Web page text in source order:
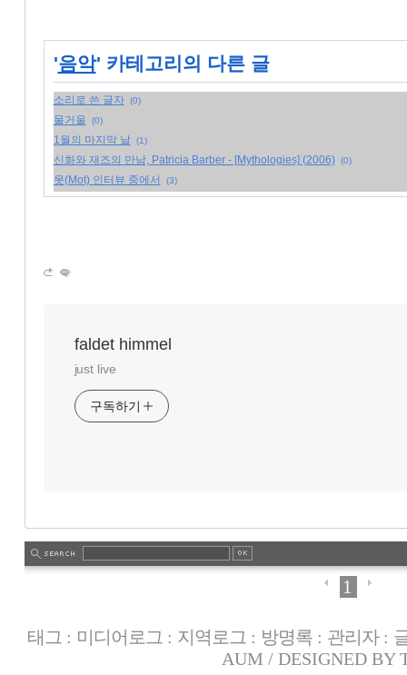
'음악' 카테고리의 다른 글
소리로 쓴 글자 (0)
물거울 (0)
1월의 마지막 날 (1)
신화와 재즈의 만남, Patricia Barber - [Mythologies] (2006) (0)
못(Mot) 인터뷰 중에서 (3)
faldet himmel
just live
구독하기
1
태그 : 미디어로그 : 지역로그 : 방명록 : 관리자:
AUM / DESIGNED BY